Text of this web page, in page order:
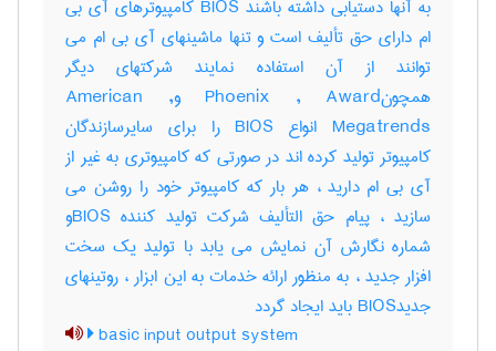
به آنها دستیابی داشته باشند BIOS کامپیوترهای آی بی
ام دارای حق تألیف است و تنها ماشینهای آی بی ام می
توانند از آن استفاده نمایند شرکتهای دیگر
همچونPhoenix , Award وAmerican ,
Megatrends انواع BIOS را برای سایرسازندگان
کامپیوتر تولید کرده اند در صورتی که کامپیوتری به غیر از
آی بی ام دارید ، هر بار که کامپیوتر خود را روشن می
سازید ، پیام حق التألیف شرکت تولید کننده BIOSو
شماره نگارش آن نمایش می یابد با تولید یک سخت
افزار جدید ، به منظور ارائه خدمات به این ابزار ، روتینهای
جدیدBIOS باید ایجاد گردد
basic input output system